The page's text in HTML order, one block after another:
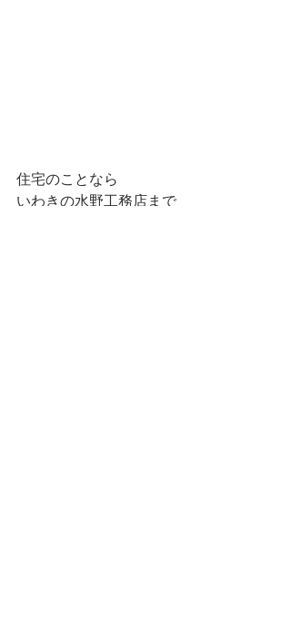
住宅のことなら
いわきの水野工務店まで